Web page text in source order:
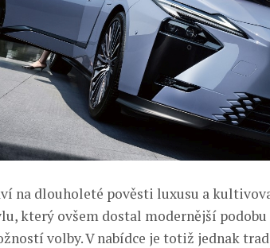
na dlouholeté pověsti luxusu a
který ovšem dostal modernější podobu a
volby. V nabídce je totiž jednak